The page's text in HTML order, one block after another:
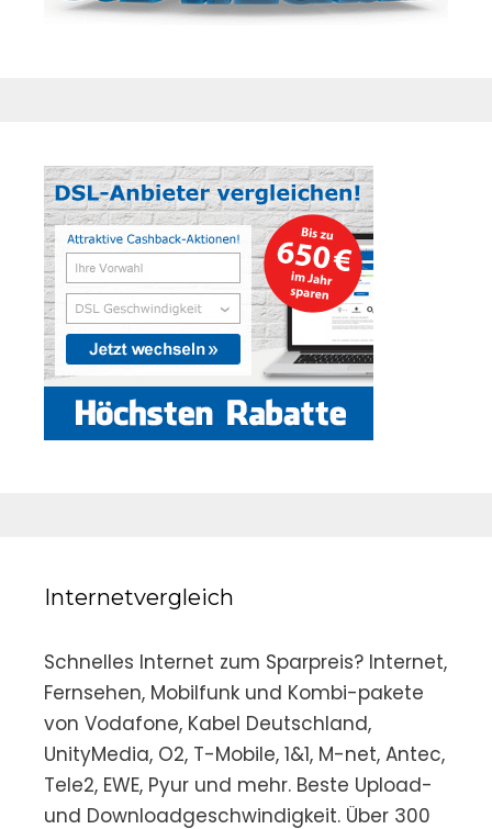
Internetvergleich
Schnelles Internet zum Sparpreis? Internet,
Fernsehen, Mobilfunk und Kombi-pakete
von Vodafone, Kabel Deutschland,
UnityMedia, O2, T-Mobile, 1&1, M-net, Antec,
Tele2, EWE, Pyur und mehr. Beste Upload-
und Downloadgeschwindigkeit. Über 300